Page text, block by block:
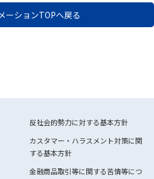
ーションTOPへ戻る
反社会的勢力に対する基本方針
カスタマー・ハラスメント対策に関
する基本方針
金融商品取引等に関する苦情等につ